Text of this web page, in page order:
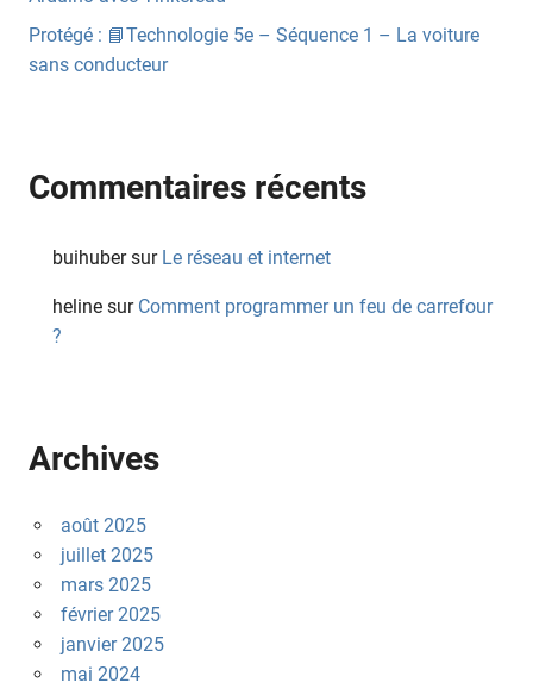
Protégé : 📘Technologie 5e – Séquence 1 – La voiture
sans conducteur
Commentaires récents
buihubersur Le réseau et internet
heline sur Comment programmer un feu de carrefour
?
Archives
août 2025
juillet 2025
mars 2025
février 2025
janvier 2025
mai 2024